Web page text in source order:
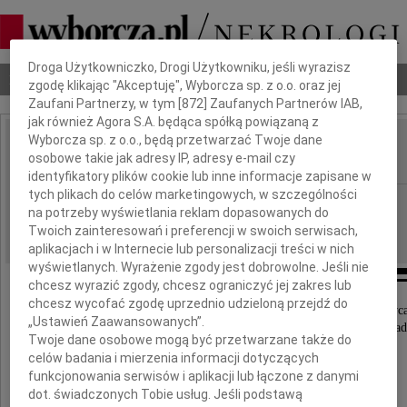
Nekrologi Odeszli Poradnik pogrzebowy
IMIĘ I NAZWISKO: Józef Szozda
REGION: Lublin
DATA EMISJI: 11.07.2017
Z głębokim żalem zawiadamiamy, że w dniu 28
w wieku 75 lat zmarł ukochany Mąż, Tatuś i
Dbamy o Twoją prywatność
Droga Użytkowniczko, Drogi Użytkowniku, jeśli wyrazisz
zgodę klikając "Akceptuję", Wyborcza sp. z o.o. oraz jej
Zaufani Partnerzy, w tym [872 ] Zaufanych Partnerów IAB,
jak również Agora S.A. będąca spółką powiązaną z
Wyborcza sp. z o.o., będą przetwarzać Twoje dane
osobowe takie jak adresy IP, adresy e-mail czy
identyfikatory plików cookie lub inne informacje zapisane w
tych plikach do celów marketingowych, w szczególności
na potrzeby wyświetlania reklam dopasowanych do
Twoich zainteresowań i preferencji w swoich serwisach,
aplikacjach i w Internecie lub personalizacji treści w nich
wyświetlanych. Wyrażenie zgody jest dobrowolne. Jeśli nie
chcesz wyrazić zgody, chcesz ograniczyć jej zakres lub
chcesz wycofać zgodę uprzednio udzieloną przejdź do
„Ustawień Zaawansowanych”.
Twoje dane osobowe mogą być przetwarzane także do
celów badania i mierzenia informacji dotyczących
funkcjonowania serwisów i aplikacji lub łączone z danymi
dot. świadczonych Tobie usług. Jeśli podstawą